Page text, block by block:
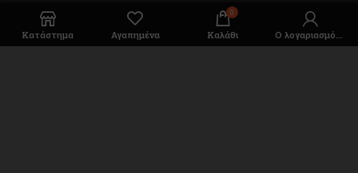
Κατάστημα Αγαπημένα
0
Καλάθι Ο λογαριασμός μου